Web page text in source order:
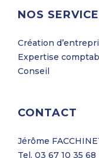
NOS
Création
Expertise
Conseil
CONTACT
Jérôme
Tel. 03 67 10 35 68